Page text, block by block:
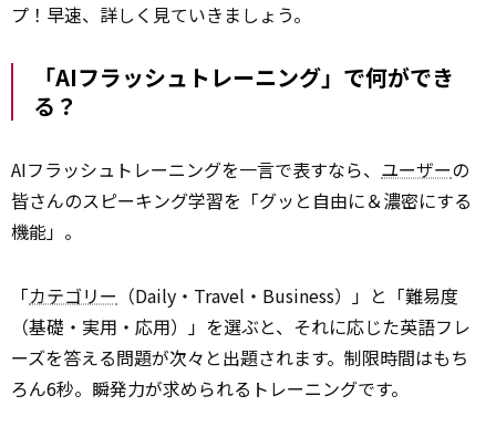
プ！早速、詳しく見ていきましょう。
「AIフラッシュトレーニング」で何ができ
る？
AIフラッシュトレーニングを一言で表すなら、 ユーザーの
皆さんのスピーキング学習を「グッと自由に＆濃密にする
機能」。
「カテゴリー （Daily・Travel・Business）」と「難易度
（基礎・実用・応用）」を選ぶと、それに応じた英語フレ
ーズを答える問題が次々と出題されます。制限時間はもち
ろん6秒。瞬発力が求められるトレーニングです。